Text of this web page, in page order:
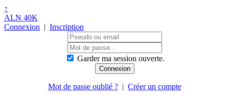
↑
ALN 40K
Connexion | Inscription
Garder ma session ouverte.
Mot de passe oublié ?| Créer un compte